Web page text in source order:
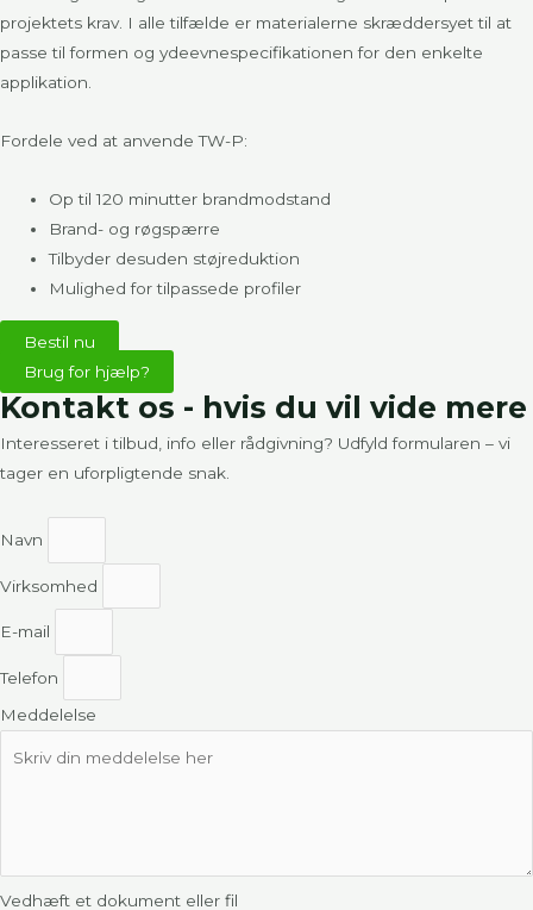
projektets krav. I alle tilfælde er materialerne skræddersyet til at
passe til formen og ydeevnespecifikationen for den enkelte
applikation.
Fordele ved at anvende TW-P:
Op til 120 minutter brandmodstand
Brand- og røgspærre
Tilbyder desuden støjreduktion
Mulighed for tilpassede profiler
Bestil nu
Brug for hjælp?
Kontakt os - hvis du vil vide mere
Interesseret i tilbud, info eller rådgivning? Udfyld formularen – vi
tager en uforpligtende snak.
Navn
Virksomhed
E-mail
Telefon
Meddelelse
Vedhæft et dokument eller fil